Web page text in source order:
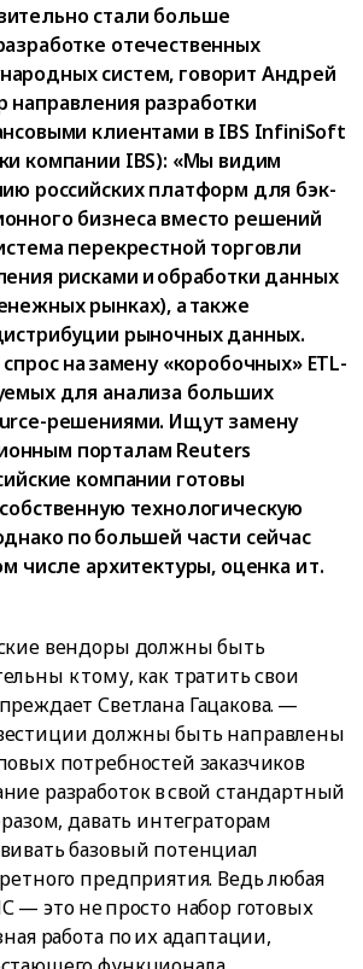
стали больше
отечественных
систем, говорит Андрей
разработки
клиентами в IBS InfiniSoft
компании IBS): «Мы видим
российских платформ для бэк-
бизнеса вместо решений
перекрестной торговли
рисками и обработки данных
рынках), а также
рыночных данных.
на замену «коробочных» ETL-
для анализа больших
решениями. Ищут замену
порталам Reuters
компании готовы
технологическую
по большей части сейчас
числе архитектуры, оценка и т.
вендоры должны быть
к тому, как тратить свои
Светлана Гацакова. —
должны быть направлены
потребностей заказчиков
разработок в свой стандартный
давать интеграторам
базовый потенциал
предприятия. Ведь любая
— это не просто набор готовых
работа по их адаптации,